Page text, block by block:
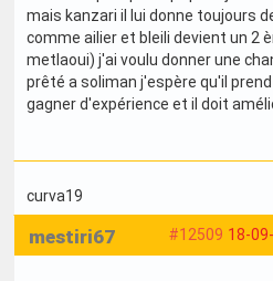
mais kanzari il lui donne toujours
comme ailier et bleili devient un 2
metlaoui) j'ai voulu donner une
prêté a soliman j'espère qu'il
gagner d'expérience et il doit
curva19
#12509 18-
mestiri67